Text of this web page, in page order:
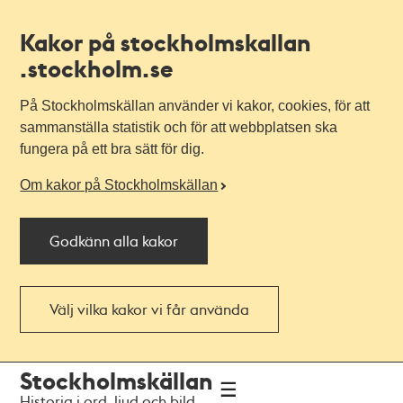
Kakor på stockholmskallan
.stockholm.se
På Stockholmskällan använder vi kakor, cookies, för att
sammanställa statistik och för att webbplatsen ska
fungera på ett bra sätt för dig.
Om kakor på Stockholmskällan
Godkänn alla kakor
Välj vilka kakor vi får använda
navigationen
huvudinnehållet
Stockholmskällan